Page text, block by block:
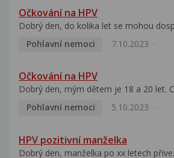
Očkování na HPV
Dobrý den, do kolika let se mohou
Pohlavní nemoci
7.10.2023
Očkování na HPV
Dobrý den, mým dětem je 18 a 20 let.
Pohlavní nemoci
5.10.2023
HPV pozitivní manželka
Dobrý den, manželka po xx letech